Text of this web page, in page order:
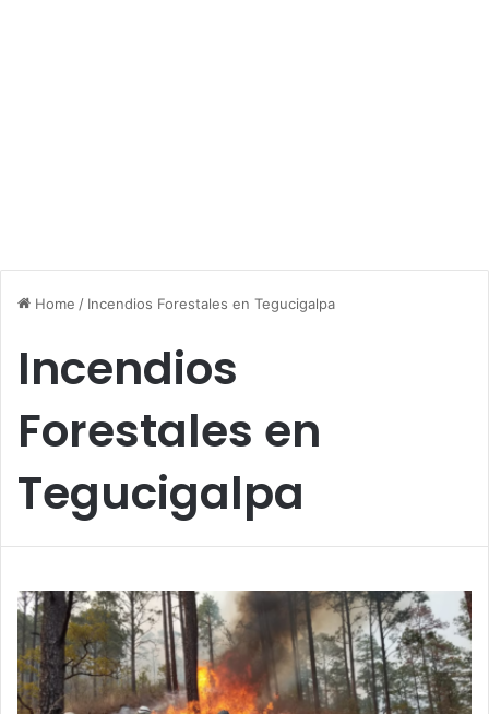
Home / Incendios Forestales en Tegucigalpa
Incendios
Forestales en
Tegucigalpa